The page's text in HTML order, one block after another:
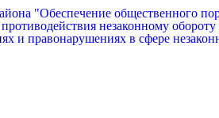
"Обеспечение общественного
незаконному обороту
и правонарушениях в сфере